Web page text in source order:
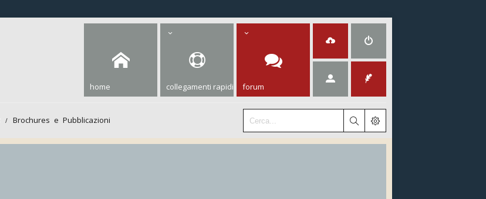
home collegamenti rapidi forum
Brochures e Pubblicazioni